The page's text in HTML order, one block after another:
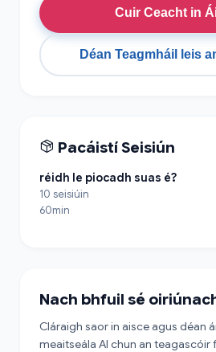
Cuir Ceacht in
Déan Teagmháil leis
Pacáistí Seisiún
réidh le piocadh suas é?
10 seisiúin
60min
Nach bhfuil sé
Cláraigh saor in aisce agus déan
meaitseála AI chun an teagascóir